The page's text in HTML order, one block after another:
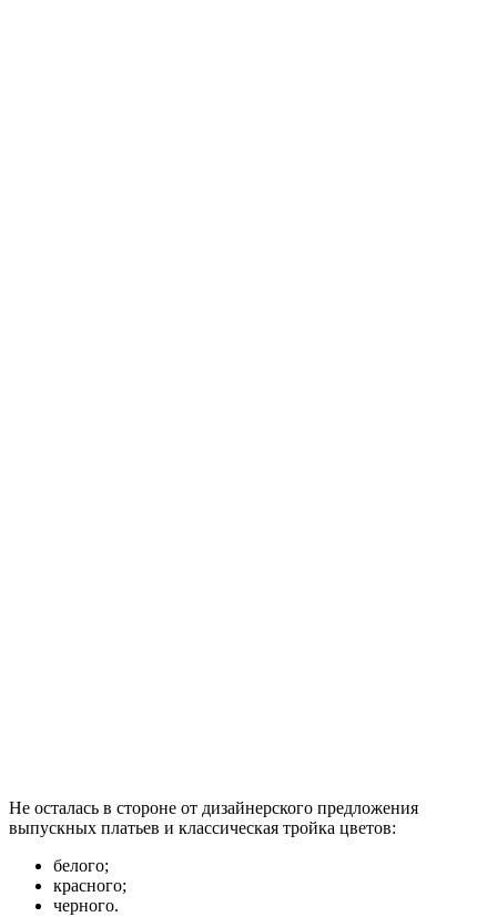
Не осталась в стороне от дизайнерского предложения
выпускных платьев и классическая тройка цветов:
белого;
красного;
черного.